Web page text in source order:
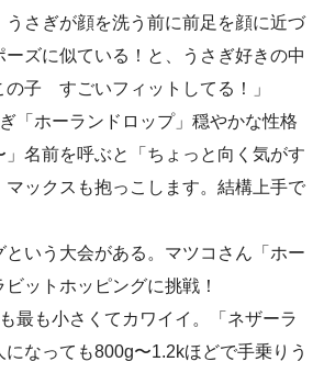
うさぎが顔を洗う前に前足を顔に近づ
ズに似ている！と、うさぎ好きの中
の子 すごいフィットしてる！」
「ホーランドロップ」穏やかな性格
」名前を呼ぶと「ちょっと向く気がす
マックスも抱っこします。結構上手で
という大会がある。マツコさん「ホー
ットホッピングに挑戦！
最も小さくてカワイイ。「ネザーラ
になっても800g〜1.2kほどで手乗りう